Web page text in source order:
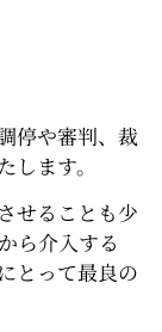
停や審判、裁
ます。
せることも少
ら介入する
とって最良の